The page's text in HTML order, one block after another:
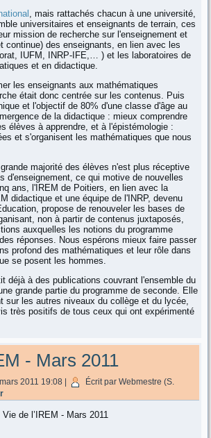
, mais rattachés chacun à une université,
universitaires et enseignants de terrain, ces
mission de recherche sur l'enseignement et
continue) des enseignants, en lien avec les
IUFM, INRP-IFE,… ) et les laboratoires de
et en didactique.
les enseignants aux mathématiques
était donc centrée sur les contenus. Puis
et l'objectif de 80% d'une classe d'âge au
de la didactique : mieux comprendre
élèves à apprendre, et à l'épistémologie :
et s'organisent les mathématiques que nous
majorité des élèves n'est plus réceptive
d'enseignement, ce qui motive de nouvelles
ans, l'IREM de Poitiers, en lien avec la
didactique et une équipe de l'INRP, devenu
propose de renouveler les bases de
non à partir de contenus juxtaposés,
auxquelles les notions du programme
réponses. Nous espérons mieux faire passer
profond des mathématiques et leur rôle dans
se posent les hommes.
déjà à des publications couvrant l'ensemble du
grande partie du programme de seconde. Elle
sur les autres niveaux du collège et du lycée,
très positifs de tous ceux qui ont expérimenté
- Mars 2011
2011 19:08 |
Écrit par Webmestre (S.
Vie de l’IREM - Mars 2011